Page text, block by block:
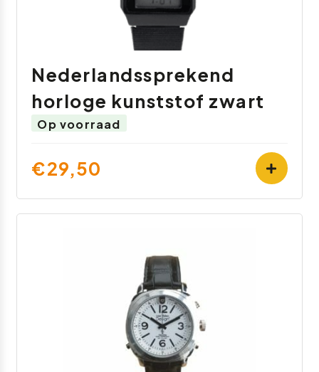
Nederlandssprekend
horloge kunststof zwart
Op voorraad
€29,50